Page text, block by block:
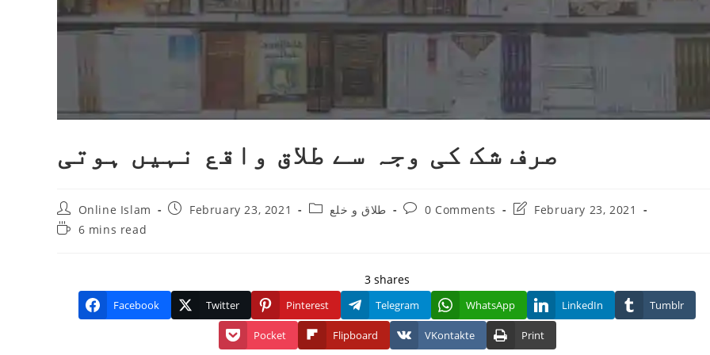
صرف شک کی وجہ سے طلاق واقع نہیں ہوتی
Post
author:
Online Islam
PostFebruary 23, 2021
Postطلاق و خلع
Post0 Comments
PostFebruary 23, 2021
Reading6 mins read
3 shares
Facebook Twitter Pinterest Telegram WhatsApp LinkedIn Tumblr
Pocket Flipboard VKontakte Print